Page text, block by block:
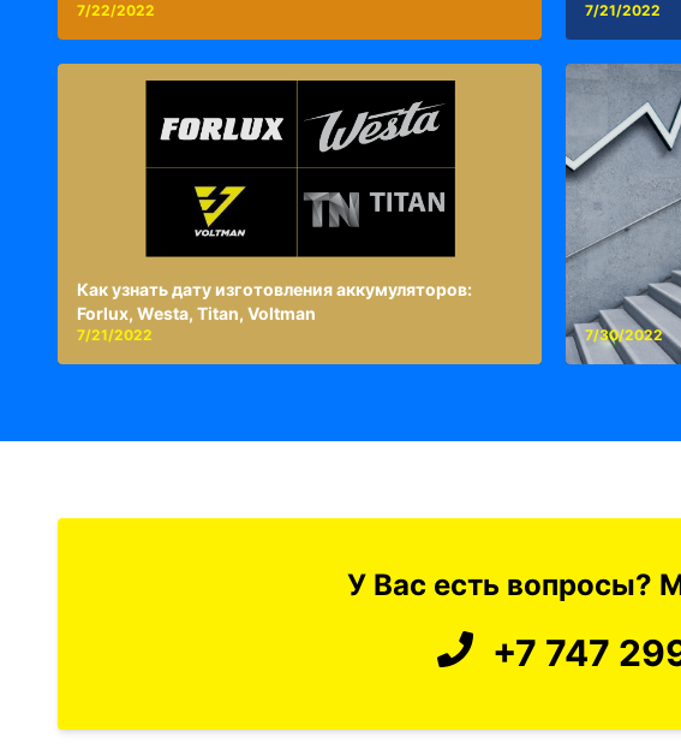
7/22/2022 7/21/2022
Как узнать дату изготовления аккумуляторов:
Forlux, Westa, Titan, Voltman
7/21/2022 7/30/2022
У Вас есть вопросы?
+7 747